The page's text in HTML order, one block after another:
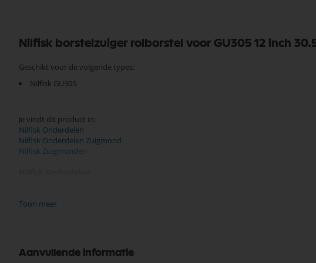
Nilfisk borstelzuiger rolborstel voor GU305 12 inch
Geschikt voor de volgende types:
Nilfisk GU305
Je vindt dit product in;
Nilfisk Onderdelen
Nilfisk Onderdelen Zuigmond
Nilfisk Zuigmonden
Toon meer
Aanvullende informatie